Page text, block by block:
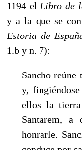
1194 el Libro de
y a la que se
Estoria de
1.b y n. 7):
Sancho reúne
y,
ellos la
Santarem, a
honrarle.